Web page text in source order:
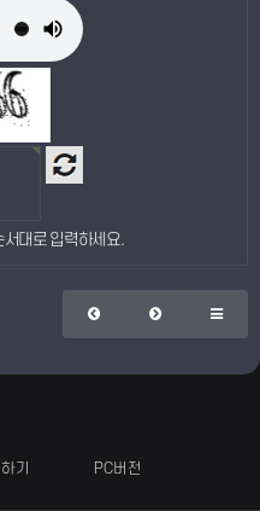
대로 입력하세요.
기 PC버전